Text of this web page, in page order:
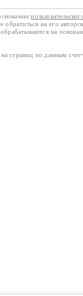
на его
обрабатываются на
страниц по данным